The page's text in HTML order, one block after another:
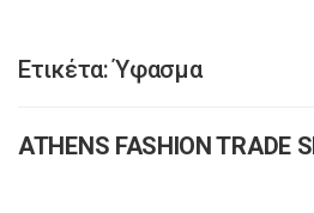
Ετικέτα:Ύφασμα
ATHENS FASHION TRADE